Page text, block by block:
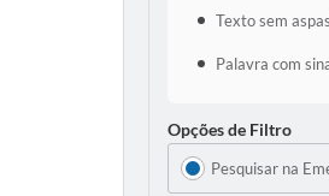
Texto sem
Palavra com
Opções de Filtro
Pesquisar na